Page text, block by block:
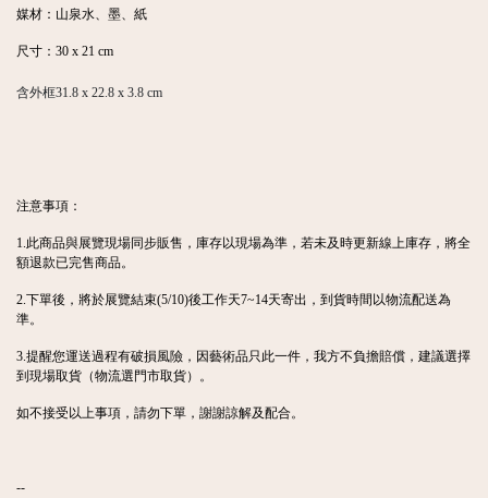
媒材：山泉水、墨、紙
尺寸： 30 x 21 cm
含外框31.8 x 22.8 x 3.8 cm
注意事項：
1.此商品與展覽現場同步販售，庫存以現場為準，若未及時更新線上庫存，將全
額退款已完售商品。
2.下單後，將於展覽結束(5/10)後工作天7~14天寄出，到貨時間以物流配送為
準。
3.提醒您運送過程有破損風險，因藝術品只此一件，我方不負擔賠償，建議選擇
到現場取貨（物流選門市取貨）。
如不接受以上事項，請勿下單，謝謝諒解及配合。
--